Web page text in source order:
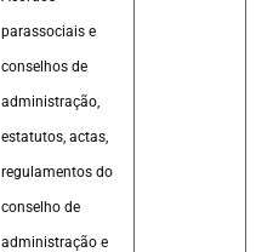
parassociais e
conselhos de
administração,
estatutos, actas,
regulamentos do
conselho de
administração e